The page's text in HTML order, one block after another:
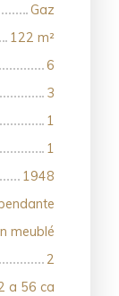
Gaz
122 m²
6
3
1
1
1948
meublé
2
a 56 ca